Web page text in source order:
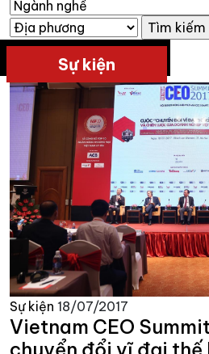
Sự kiện
Sự kiện 18/07/2017
Vietnam CEO